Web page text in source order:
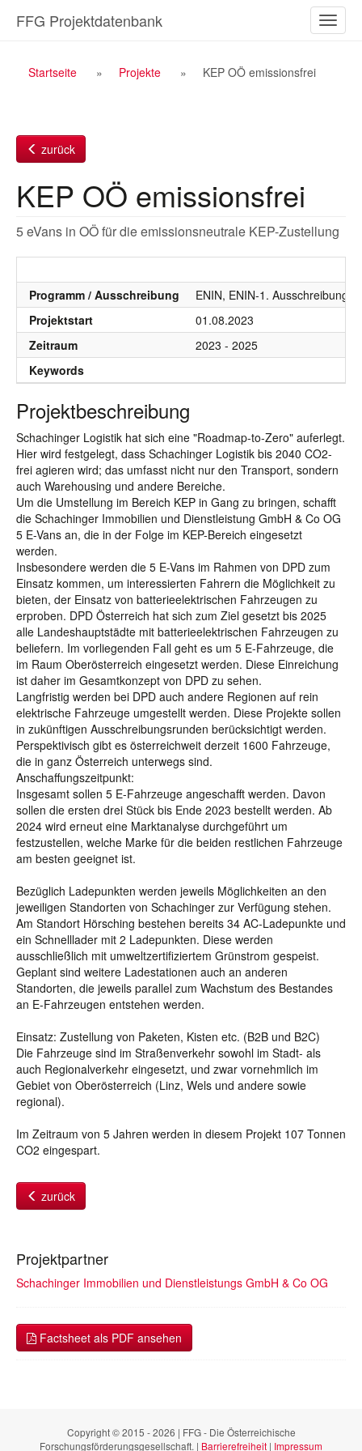
Inhalt
ein-/
FFG Projektdatenbank
Breadcrumb
Startseite Projekte KEP OÖ emissionsfrei
zurück
KEP OÖ emissionsfrei
5 eVans in OÖ für die emissionsneutrale KEP-Zustellung
Programm / Ausschreibung
ENIN, ENIN-1. Ausschreibung
Projektstart
01.08.2023
Zeitraum
2023 - 2025
Keywords
Projektbeschreibung
Schachinger Logistik hat sich eine "Roadmap-to-Zero" auferlegt.
Hier wird festgelegt, dass Schachinger Logistik bis 2040 CO2-
frei agieren wird; das umfasst nicht nur den Transport, sondern
auch Warehousing und andere Bereiche.
Um die Umstellung im Bereich KEP in Gang zu bringen, schafft
die Schachinger Immobilien und Dienstleistung GmbH & Co OG
5 E-Vans an, die in der Folge im KEP-Bereich eingesetzt
werden.
Insbesondere werden die 5 E-Vans im Rahmen von DPD zum
Einsatz kommen, um interessierten Fahrern die Möglichkeit zu
bieten, der Einsatz von batterieelektrischen Fahrzeugen zu
erproben. DPD Österreich hat sich zum Ziel gesetzt bis 2025
alle Landeshauptstädte mit batterieelektrischen Fahrzeugen zu
beliefern. Im vorliegenden Fall geht es um 5 E-Fahrzeuge, die
im Raum Oberösterreich eingesetzt werden. Diese Einreichung
ist daher im Gesamtkonzept von DPD zu sehen.
Langfristig werden bei DPD auch andere Regionen auf rein
elektrische Fahrzeuge umgestellt werden. Diese Projekte sollen
in zukünftigen Ausschreibungsrunden berücksichtigt werden.
Perspektivisch gibt es österreichweit derzeit 1600 Fahrzeuge,
die in ganz Österreich unterwegs sind.
Anschaffungszeitpunkt:
Insgesamt sollen 5 E-Fahrzeuge angeschafft werden. Davon
sollen die ersten drei Stück bis Ende 2023 bestellt werden. Ab
2024 wird erneut eine Marktanalyse durchgeführt um
festzustellen, welche Marke für die beiden restlichen Fahrzeuge
am besten geeignet ist.
Bezüglich Ladepunkten werden jeweils Möglichkeiten an den
jeweiligen Standorten von Schachinger zur Verfügung stehen.
Am Standort Hörsching bestehen bereits 34 AC-Ladepunkte und
ein Schnelllader mit 2 Ladepunkten. Diese werden
ausschließlich mit umweltzertifiziertem Grünstrom gespeist.
Geplant sind weitere Ladestationen auch an anderen
Standorten, die jeweils parallel zum Wachstum des Bestandes
an E-Fahrzeugen entstehen werden.
Einsatz: Zustellung von Paketen, Kisten etc. (B2B und B2C)
Die Fahrzeuge sind im Straßenverkehr sowohl im Stadt- als
auch Regionalverkehr eingesetzt, und zwar vornehmlich im
Gebiet von Oberösterreich (Linz, Wels und andere sowie
regional).
Im Zeitraum von 5 Jahren werden in diesem Projekt 107 Tonnen
CO2 eingespart.
zurück
Projektpartner
Schachinger Immobilien und Dienstleistungs GmbH & Co OG
Factsheet als PDF ansehen
Copyright © 2015 - 2026 | FFG - Die Österreichische
Forschungsförderungsgesellschaft. | Barrierefreiheit | Impressum